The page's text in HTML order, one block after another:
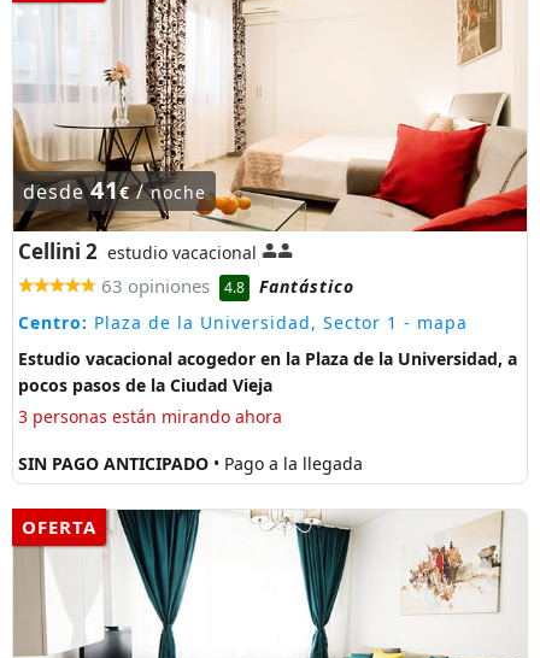
desde41€/noche
Cellini 2 estudio vacacional
63 opiniones 4.8
Fantástico
Centro: Plaza de la Universidad, Sector 1 - mapa
Estudio vacacional acogedor en la Plaza de la Universidad, a
pocos pasos de la Ciudad Vieja
3 personas están mirando ahora
SIN PAGO ANTICIPADO • Pago a la llegada
OFERTA